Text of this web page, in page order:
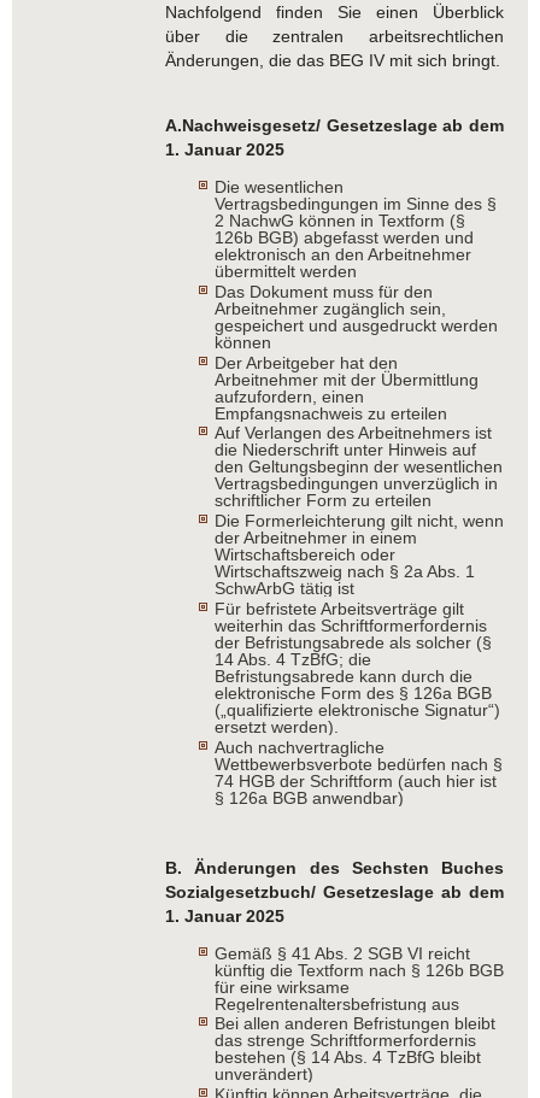
Nachfolgend finden Sie einen Überblick
über die zentralen arbeitsrechtlichen
Änderungen, die das BEG IV mit sich bringt.
A.Nachweisgesetz/ Gesetzeslage ab dem
1. Januar 2025
Die wesentlichen
Vertragsbedingungen im Sinne des §
2 NachwG können in Textform (§
126b BGB) abgefasst werden und
elektronisch an den Arbeitnehmer
übermittelt werden
Das Dokument muss für den
Arbeitnehmer zugänglich sein,
gespeichert und ausgedruckt werden
können
Der Arbeitgeber hat den
Arbeitnehmer mit der Übermittlung
aufzufordern, einen
Empfangsnachweis zu erteilen
Auf Verlangen des Arbeitnehmers ist
die Niederschrift unter Hinweis auf
den Geltungsbeginn der wesentlichen
Vertragsbedingungen unverzüglich in
schriftlicher Form zu erteilen
Die Formerleichterung gilt nicht, wenn
der Arbeitnehmer in einem
Wirtschaftsbereich oder
Wirtschaftszweig nach § 2a Abs. 1
SchwArbG tätig ist
Für befristete Arbeitsverträge gilt
weiterhin das Schriftformerfordernis
der Befristungsabrede als solcher (§
14 Abs. 4 TzBfG; die
Befristungsabrede kann durch die
elektronische Form des § 126a BGB
(„qualifizierte elektronische Signatur“)
ersetzt werden).
Auch nachvertragliche
Wettbewerbsverbote bedürfen nach §
74 HGB der Schriftform (auch hier ist
§ 126a BGB anwendbar)
B. Änderungen des Sechsten Buches
Sozialgesetzbuch/ Gesetzeslage ab dem
1. Januar 2025
Gemäß § 41 Abs. 2 SGB VI reicht
künftig die Textform nach § 126b BGB
für eine wirksame
Regelrentenaltersbefristung aus
Bei allen anderen Befristungen bleibt
das strenge Schriftformerfordernis
bestehen (§ 14 Abs. 4 TzBfG bleibt
unverändert)